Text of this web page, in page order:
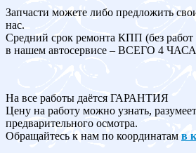
Запчасти можете либо предложить
нас.
Средний срок ремонта КПП (без работ
в нашем автосервисе – ВСЕГО 4
На все работы даётся ГАРАНТИЯ
Цену на работу можно узнать,
предварительного осмотра.
Обращайтесь к нам по координатам в